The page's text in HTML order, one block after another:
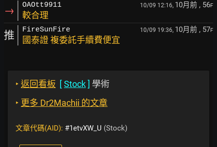
→ OAOtt9911 10/09 12:16, 10月前 , 56F
較合理
推 FireSunFire 10/09 19:36, 10月前 , 57F
國泰證 複委託手續費便宜
‣ 返回看板 [Stock] 學術
‣ 更多 Dr2Machii 的文章
文章代碼(AID): #1etvXW_U (Stock)